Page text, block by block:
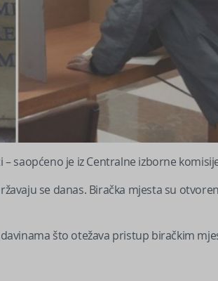
saopćeno je iz Centralne izborne
se danas. Biračka mjesta su
što otežava pristup biračkim